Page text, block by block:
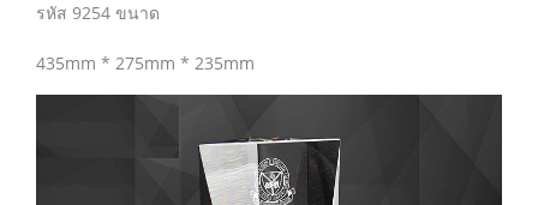
รหัส 9254 ขนาด
435mm * 275mm * 235mm